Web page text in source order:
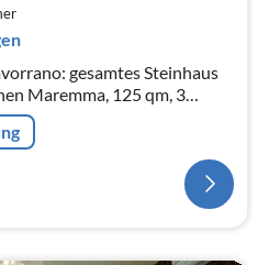
gesamtes Steinhaus
Maremma, 125 qm, 3
Familienurlaub.